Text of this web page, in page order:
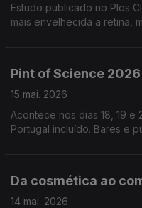
Estudo publicado no Plos
mais envelhecida a retina,
Pint of Science 2026
15 mai. 2026
Acontece nos dias 18, 19 e
Portugal incluído. Bares e
Da cosmética ao
14 mai. 2026